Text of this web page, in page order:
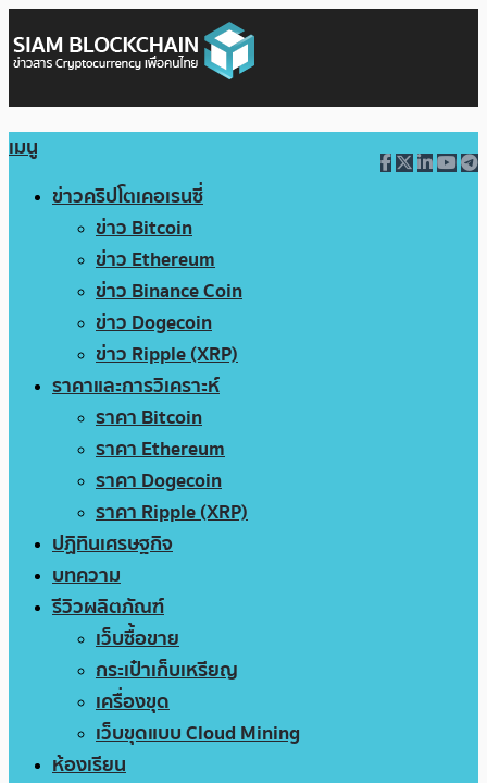
เมนู
ข่าวคริปโตเคอเรนซี่
ข่าว Bitcoin
ข่าว Ethereum
ข่าว Binance Coin
ข่าว Dogecoin
ข่าว Ripple (XRP)
ราคาและการวิเคราะห์
ราคา Bitcoin
ราคา Ethereum
ราคา Dogecoin
ราคา Ripple (XRP)
ปฏิทินเศรษฐกิจ
บทความ
รีวิวผลิตภัณฑ์
เว็บซื้อขาย
กระเป๋าเก็บเหรียญ
เครื่องขุด
เว็บขุดแบบ Cloud Mining
ห้องเรียน